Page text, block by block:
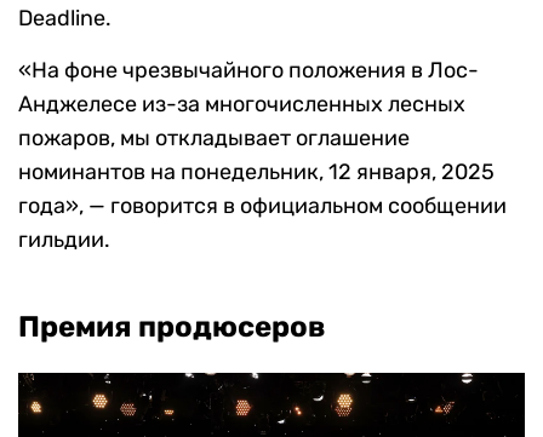
Deadline.
«На фоне чрезвычайного положения в Лос-
Анджелесе из-за многочисленных лесных
пожаров, мы откладывает оглашение
номинантов на понедельник, 12 января, 2025
года», — говорится в официальном сообщении
гильдии.
Премия продюсеров